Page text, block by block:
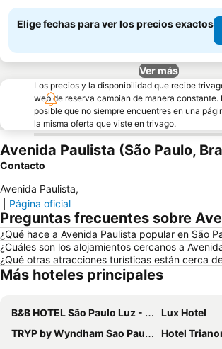
Elige fechas para ver los precios exactos
Ver más
Los precios y la disponibilidad que recibe
web de reserva cambian de manera constante.
posible que no siempre encuentres en una
la misma oferta que viste en trivago.
Avenida Paulista (São Paulo,
Contacto
Avenida Paulista,
Página oficial
Preguntas frecuentes sobre
¿Qué hace a Avenida Paulista popular en São
¿Cuáles son los alojamientos cercanos a
¿Qué otras atracciones turísticas están cerca
Más hoteles principales
B&B HOTEL São Paulo Luz - Centro
Lux Hotel
TRYP by Wyndham Sao Paulo Paulista Paraiso
Hotel